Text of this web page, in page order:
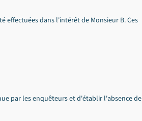
effectuées dans l'intérêt de Monsieur B. Ces
par les enquêteurs et d'établir l'absence de